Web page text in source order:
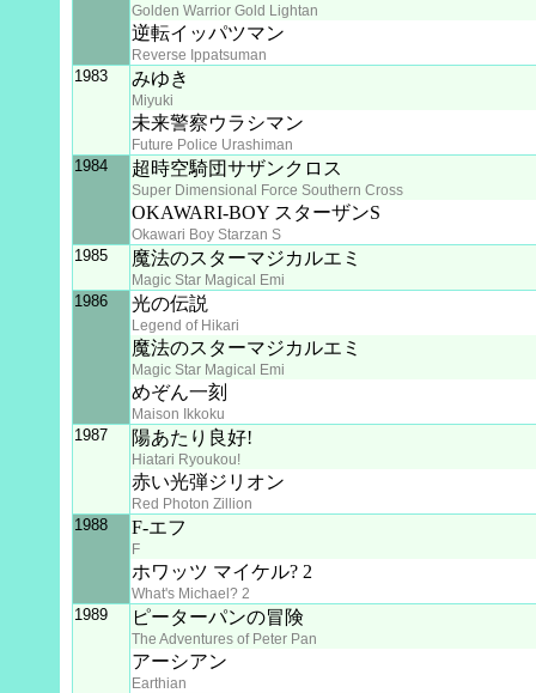
Golden Warrior Gold Lightan
逆転イッパツマン
Reverse Ippatsuman
1983 みゆき
Miyuki
未来警察ウラシマン
Future Police Urashiman
1984 超時空騎団サザンクロス
Super Dimensional Force Southern Cross
OKAWARI-BOY スターザンS
Okawari Boy Starzan S
1985 魔法のスターマジカルエミ
Magic Star Magical Emi
1986 光の伝説
Legend of Hikari
魔法のスターマジカルエミ
Magic Star Magical Emi
めぞん一刻
Maison Ikkoku
1987 陽あたり良好!
Hiatari Ryoukou!
赤い光弾ジリオン
Red Photon Zillion
1988 F-エフ
F
ホワッツ マイケル? 2
What's Michael? 2
1989 ピーターパンの冒険
The Adventures of Peter Pan
アーシアン
Earthian